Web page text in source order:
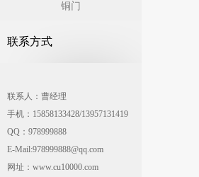
铜门
联系方式
联系人：曹经理
手机：15858133428/13957131419
QQ：978999888
E-Mail:978999888@qq.com
网址：www.cu10000.com